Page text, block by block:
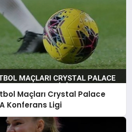
Maçları Crystal Palace
Konferans Ligi